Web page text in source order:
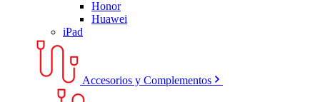
Honor
Huawei
iPad
Accesorios y Complementos